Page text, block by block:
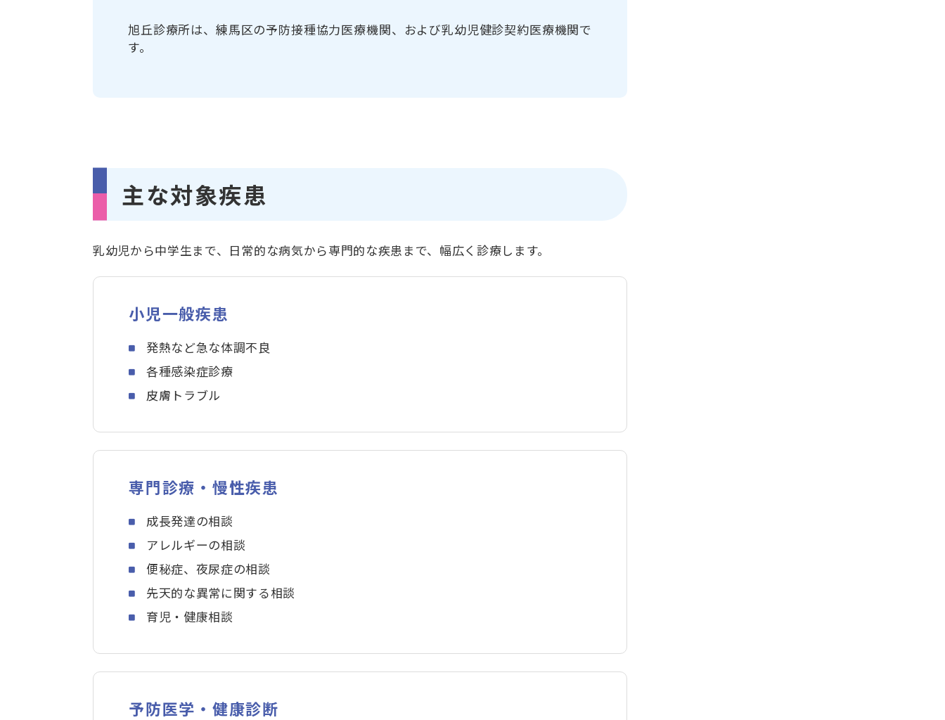
旭丘診療所は、練馬区の予防接種協力医療機関、および乳幼児健診契約医療機関で
す。
主な対象疾患
乳幼児から中学生まで、日常的な病気から専門的な疾患まで、幅広く診療します。
小児一般疾患
発熱など急な体調不良
各種感染症診療
皮膚トラブル
専門診療・慢性疾患
成長発達の相談
アレルギーの相談
便秘症、夜尿症の相談
先天的な異常に関する相談
育児・健康相談
予防医学・健康診断